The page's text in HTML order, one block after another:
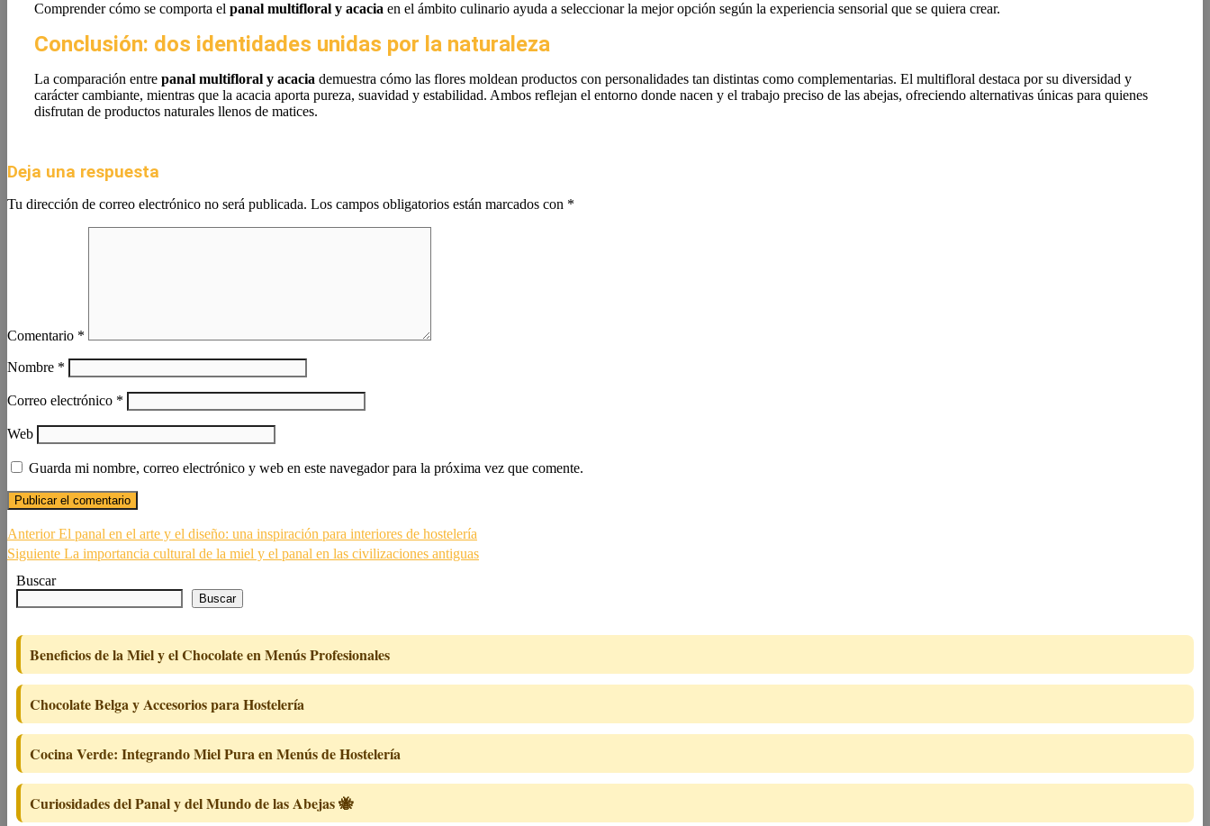
Comprender cómo se comporta el panal multifloral y acacia en el ámbito culinario ayuda a seleccionar la mejor opción según la experiencia sensorial que se quiera crear.
Conclusión: dos identidades unidas por la naturaleza
La comparación entre panal multifloral y acacia demuestra cómo las flores moldean productos con personalidades tan distintas como complementarias. El multifloral destaca por su diversidad y
carácter cambiante, mientras que la acacia aporta pureza, suavidad y estabilidad. Ambos reflejan el entorno donde nacen y el trabajo preciso de las abejas, ofreciendo alternativas únicas para quienes
disfrutan de productos naturales llenos de matices.
Deja una respuesta
Tu dirección de correo electrónico no será publicada. Los campos obligatorios están marcados con *
Comentario *
Nombre *
Correo electrónico *
Web
Guarda mi nombre, correo electrónico y web en este navegador para la próxima vez que comente.
Navegación
de
entradas
Anterior Entrada
anterior:
El panal en el arte y el diseño: una inspiración para interiores de hostelería
Siguiente Siguiente
La importancia cultural de la miel y el panal en las civilizaciones antiguas
Buscar
Buscar
Beneficios de la Miel y el Chocolate en Menús Profesionales
Chocolate Belga y Accesorios para Hostelería
Cocina Verde: Integrando Miel Pura en Menús de Hostelería
Curiosidades del Panal y del Mundo de las Abejas 🐝